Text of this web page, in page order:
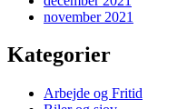
november 2021
Kategorier
Arbejde og Fritid